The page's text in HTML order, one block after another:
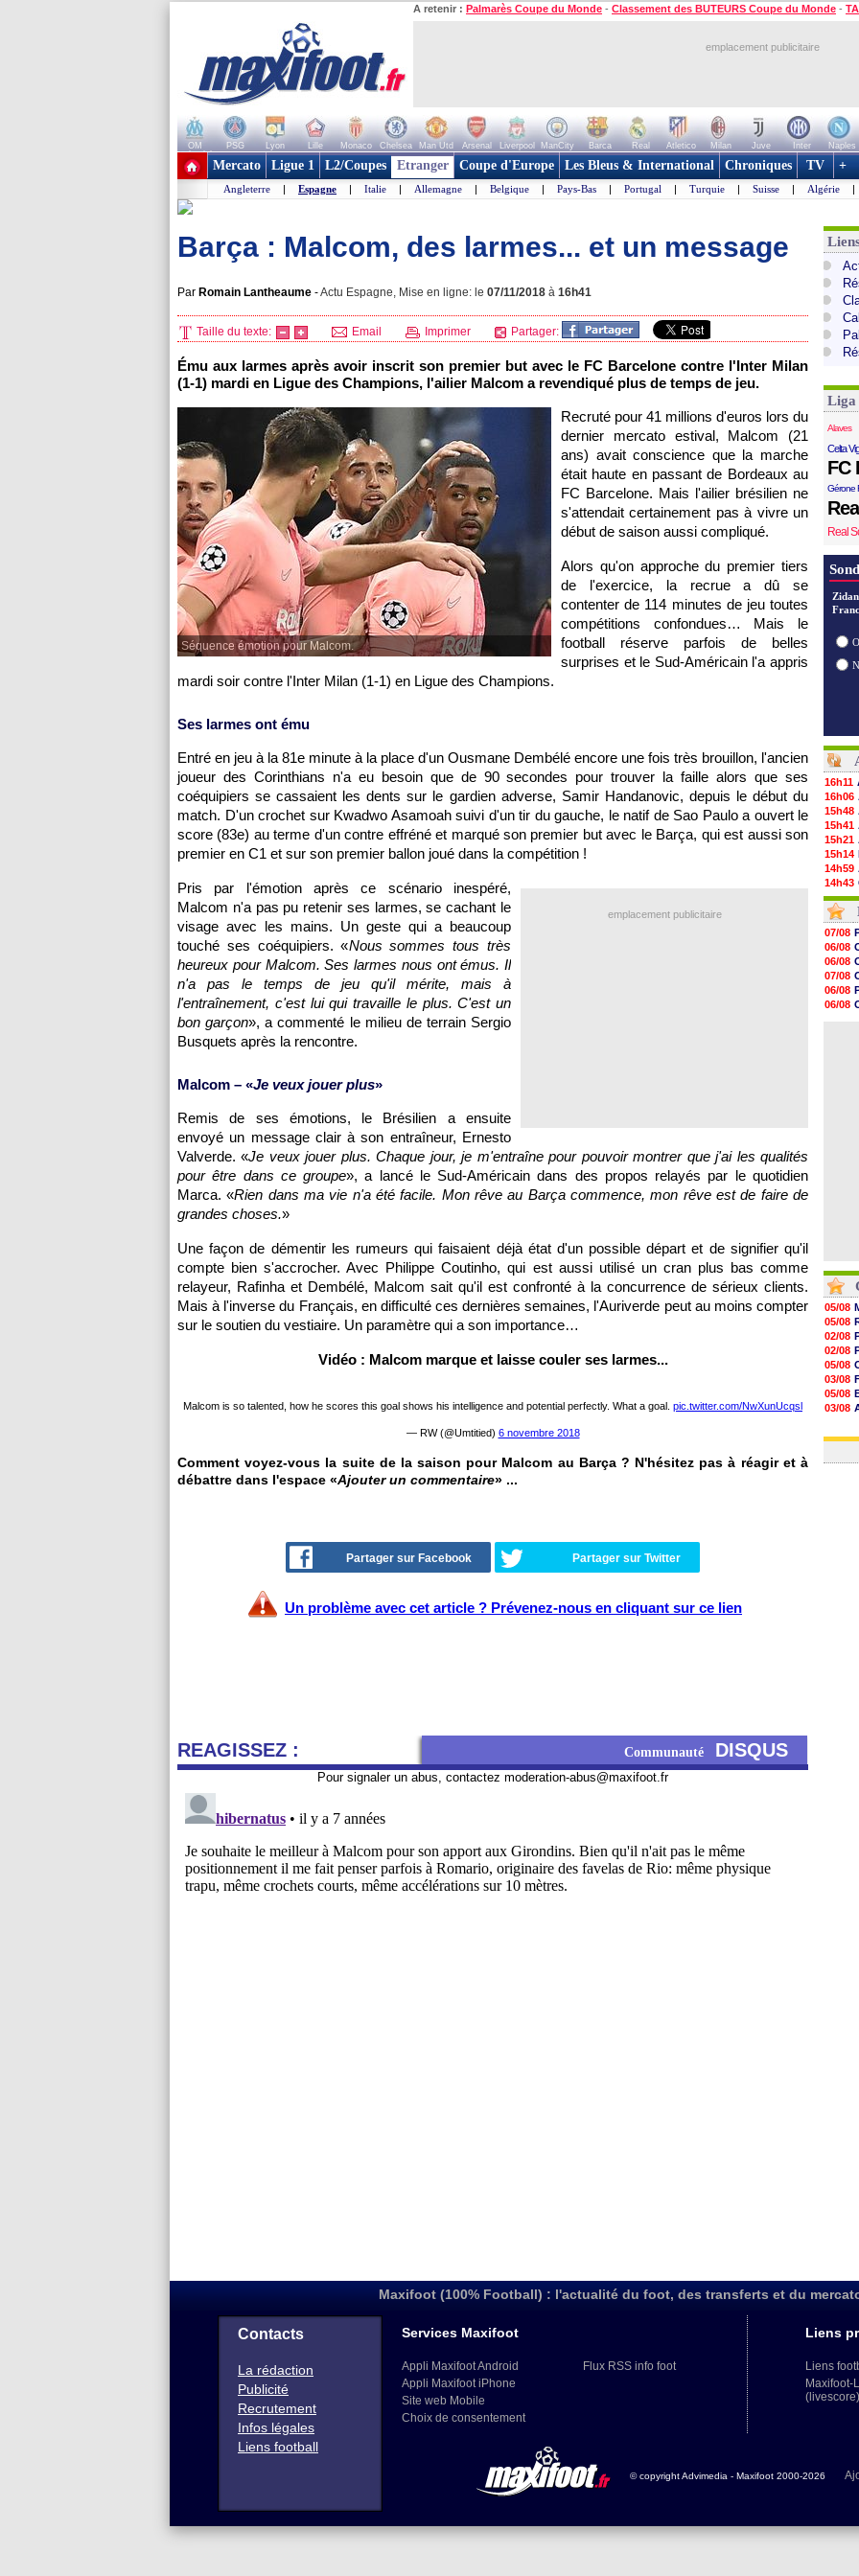
A retenir : Palmarès Coupe du Monde - Classement des BUTEURS Coupe du Monde -
emplacement publicitaire
OM PSG Lyon Lille Monaco Chelsea Man Utd Arsenal Liverpool ManCity Barca Real Atletico Milan Juve Inter Naples
+ de clubs
Mercato Ligue 1 L2/Coupes Etranger Coupe d'Europe Les Bleus & International Chroniques TV +
Angleterre | Espagne | Italie | Allemagne | Belgique | Pays-Bas | Portugal | Turquie | Suisse | Algérie |
Barça : Malcom, des larmes... et un message
Par Romain Lantheaume -Actu Espagne, Mise en ligne: le 07/11/2018 à 16h41
Taille du texte: Email Imprimer Partager:
Ému aux larmes après avoir inscrit son premier but avec le FC Barcelone contre l'Inter Milan
(1-1) mardi en Ligue des Champions, l'ailier Malcom a revendiqué plus de temps de jeu.
Séquence émotion pour Malcom.
Recruté pour 41 millions d'euros lors du
dernier mercato estival, Malcom (21
ans) avait conscience que la marche
était haute en passant de Bordeaux au
FC Barcelone. Mais l'ailier brésilien ne
s'attendait certainement pas à vivre un
début de saison aussi compliqué.
Alors qu'on approche du premier tiers
de l'exercice, la recrue a dû se
contenter de 114 minutes de jeu toutes
compétitions confondues… Mais le
football réserve parfois de belles
surprises et le Sud-Américain l'a appris
mardi soir contre l'Inter Milan (1-1) en Ligue des Champions.
Ses larmes ont ému
Entré en jeu à la 81e minute à la place d'un Ousmane Dembélé encore une fois très brouillon, l'ancien
joueur des Corinthians n'a eu besoin que de 90 secondes pour trouver la faille alors que ses
coéquipiers se cassaient les dents sur le gardien adverse, Samir Handanovic, depuis le début du
match. D'un crochet sur Kwadwo Asamoah suivi d'un tir du gauche, le natif de Sao Paulo a ouvert le
score (83e) au terme d'un contre effréné et marqué son premier but avec le Barça, qui est aussi son
premier en C1 et sur son premier ballon joué dans la compétition !
emplacement publicitaire
Pris par l'émotion après ce scénario inespéré,
Malcom n'a pas pu retenir ses larmes, se cachant le
visage avec les mains. Un geste qui a beaucoup
touché ses coéquipiers. «Nous sommes tous très
heureux pour Malcom. Ses larmes nous ont émus. Il
n'a pas le temps de jeu qu'il mérite, mais à
l'entraînement, c'est lui qui travaille le plus. C'est un
bon garçon», a commenté le milieu de terrain Sergio
Busquets après la rencontre.
Malcom – «Je veux jouer plus»
Remis de ses émotions, le Brésilien a ensuite
envoyé un message clair à son entraîneur, Ernesto
Valverde. «Je veux jouer plus. Chaque jour, je m'entraîne pour pouvoir montrer que j'ai les qualités
pour être dans ce groupe», a lancé le Sud-Américain dans des propos relayés par le quotidien
Marca. «Rien dans ma vie n'a été facile. Mon rêve au Barça commence, mon rêve est de faire de
grandes choses.»
Une façon de démentir les rumeurs qui faisaient déjà état d'un possible départ et de signifier qu'il
compte bien s'accrocher. Avec Philippe Coutinho, qui est aussi utilisé un cran plus bas comme
relayeur, Rafinha et Dembélé, Malcom sait qu'il est confronté à la concurrence de sérieux clients.
Mais à l'inverse du Français, en difficulté ces dernières semaines, l'Auriverde peut au moins compter
sur le soutien du vestiaire. Un paramètre qui a son importance…
Vidéo : Malcom marque et laisse couler ses larmes...
Malcom is so talented, how he scores this goal shows his intelligence and potential perfectly. What a goal. pic.twitter.com/NwXunUcqsl
— RW (@Umtitied) 6 novembre 2018
Comment voyez-vous la suite de la saison pour Malcom au Barça ? N'hésitez pas à réagir et à
débattre dans l'espace «Ajouter un commentaire» ...
Partager sur Facebook Partager sur Twitter
Un problème avec cet article ? Prévenez-nous en cliquant sur ce lien
REAGISSEZ : Communauté DISQUS
Pour signaler un abus, contactez moderation-abus@maxifoot.fr
Liga
Alaves
Celta
FC
Gérone
Real
16h11
16h06
15h48
15h41
15h21
15h14
14h59
14h43
14h14
13h59
13h55
13h48
13h30
12h49
12h22
12h00
11h46
07/08
06/08
06/08
07/08
06/08
06/08
05/08
05/08
02/08
02/08
05/08
03/08
05/08
03/08
03/08
Maxifoot (100% Football) : l'actualité du foot, des transferts et du
Contacts
La rédaction
Publicité
Recrutement
Infos légales
Liens football
Services Maxifoot
Appli Maxifoot Android
Appli Maxifoot iPhone
Site web Mobile
Choix de consentement
Flux RSS info foot
Liens
Liens
Maxifoot-
(livescore)
© copyright Advimedia - Maxifoot 2000-2026